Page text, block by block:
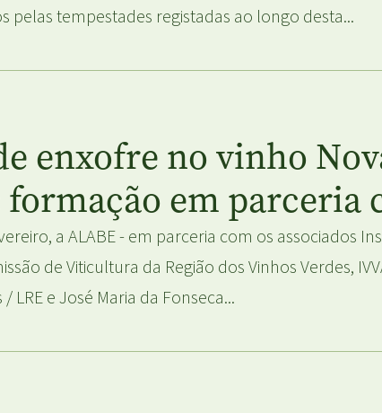
pelas tempestades registadas ao longo desta...
enxofre no vinho
formação em parceria
a ALABE - em parceria com os associados
de Viticultura da Região dos Vinhos Verdes,
LRE e José Maria da Fonseca...